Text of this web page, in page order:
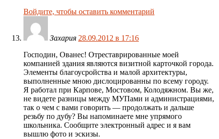
Войдите, чтобы оставить комментарий
Захария 28.09.2012 в 17:16
Господин, Ованес! Отреставрированные моей
компанией здания являются визитной карточкой города.
Элементы благоусройства и малой архитектуры,
выполненные мною дислоцированны по всему городу.
Я работал при Карпове, Мостовом, Колодяжном. Вы же,
не видете разницы между МУПами и администрациями,
так о чем с вами говорить — продолжать и дальше
резьбу по дубу? Вы напоминаете мне упрямого
школьника. Сообщите электронный адрес и я вам
вышлю фото и эскизы.